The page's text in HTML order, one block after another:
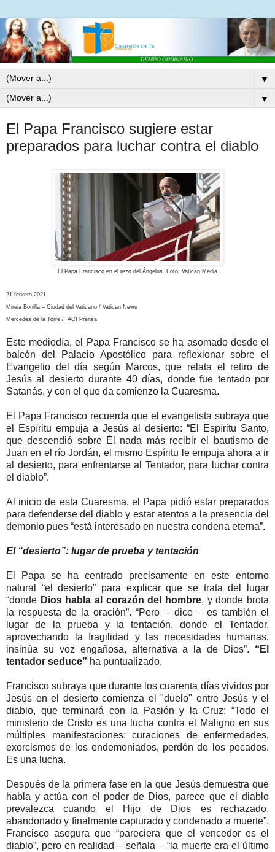
▼
▼
El Papa Francisco sugiere estar
preparados para luchar contra el diablo
El Papa Francisco en el rezo del Ángelus. Foto: Vatican Media
21 febrero 2021
Mireia Bonilla – Ciudad del Vaticano / Vatican News
Mercedes de la Torre / ACI Prensa
Este mediodía, el Papa Francisco se ha asomado desde el
balcón del Palacio Apostólico para reflexionar sobre el
Evangelio del día según Marcos, que relata el retiro de
Jesús al desierto durante 40 días, donde fue tentado por
Satanás, y con el que da comienzo la Cuaresma.
El Papa Francisco recuerda que el evangelista subraya que
el Espíritu empuja a Jesús al desierto: “El Espíritu Santo,
que descendió sobre Él nada más recibir el bautismo de
Juan en el río Jordán, el mismo Espíritu le empuja ahora a ir
al desierto, para enfrentarse al Tentador, para luchar contra
el diablo”.
Al inicio de esta Cuaresma, el Papa pidió estar preparados
para defenderse del diablo y estar atentos a la presencia del
demonio pues “está interesado en nuestra condena eterna”.
El “desierto”: lugar de prueba y tentación
El Papa se ha centrado precisamente en este entorno
natural “el desierto” para explicar que se trata del lugar
“donde Dios habla al corazón del hombre, y donde brota
la respuesta de la oración”. “Pero – dice – es también el
lugar de la prueba y la tentación, donde el Tentador,
aprovechando la fragilidad y las necesidades humanas,
insinúa su voz engañosa, alternativa a la de Dios”. “El
tentador seduce” ha puntualizado.
Francisco subraya que durante los cuarenta días vividos por
Jesús en el desierto comienza el "duelo" entre Jesús y el
diablo, que terminará con la Pasión y la Cruz: “Todo el
ministerio de Cristo es una lucha contra el Maligno en sus
múltiples manifestaciones: curaciones de enfermedades,
exorcismos de los endemoniados, perdón de los pecados.
Es una lucha.
Después de la primera fase en la que Jesús demuestra que
habla y actúa con el poder de Dios, parece que el diablo
prevalezca cuando el Hijo de Dios es rechazado,
abandonado y finalmente capturado y condenado a muerte”.
Francisco asegura que “pareciera que el vencedor es el
diablo”, pero en realidad – señala – “la muerte era el último